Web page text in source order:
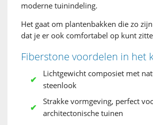
moderne tuinindeling.
Het gaat om plantenbakken die zo
dat je er ook comfortabel op kunt
Fiberstone voordelen in het
Lichtgewicht composiet met
steenlook
Strakke vormgeving, perfect
architectonische tuinen